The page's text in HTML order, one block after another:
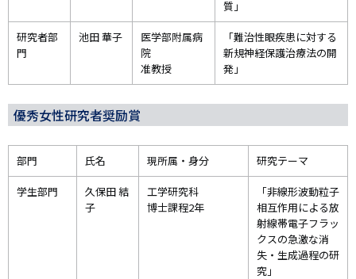
質」
研究者部
門
池田 華子
医学部附属病
院
准教授
「難治性眼疾患に対する
新規神経保護治療法の開
発」
優秀女性研究者奨励賞
部門 氏名 現所属・身分 研究テーマ
学生部門
久保田 結
子
工学研究科
博士課程2年
「非線形波動粒子
相互作用による放
射線帯電子フラッ
クスの急激な消
失・生成過程の研
究」